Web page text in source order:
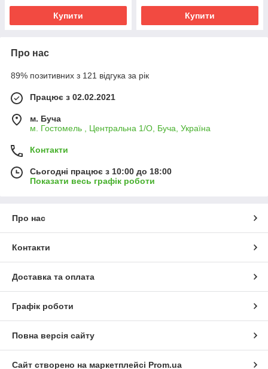
Купити Купити
Про нас
89% позитивних з 121 відгука за рік
Працює з 02.02.2021
м. Буча
м. Гостомель , Центральна 1/О, Буча, Україна
Контакти
Сьогодні працює з 10:00 до 18:00
Показати весь графік роботи
Про нас
Контакти
Доставка та оплата
Графік роботи
Повна версія сайту
Сайт створено на маркетплейсі Prom.ua